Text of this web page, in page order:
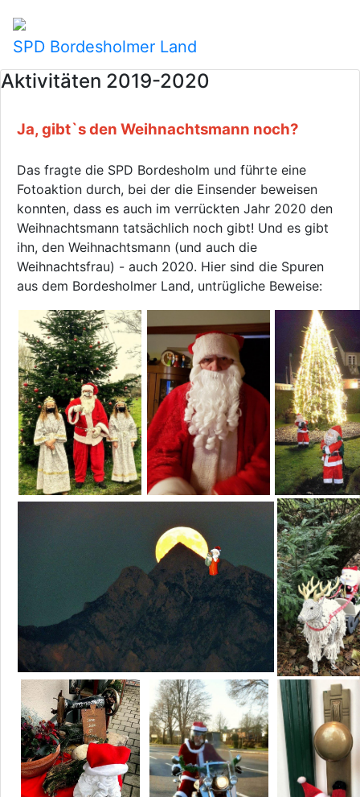
SPD Bordesholmer Land
Aktivitäten 2019-2020
Ja, gibt`s den Weihnachtsmann noch?
Das fragte die SPD Bordesholm und führte eine
Fotoaktion durch, bei der die Einsender beweisen
konnten, dass es auch im verrückten Jahr 2020 den
Weihnachtsmann tatsächlich noch gibt! Und es gibt
ihn, den Weihnachtsmann (und auch die
Weihnachtsfrau) - auch 2020. Hier sind die Spuren
aus dem Bordesholmer Land, untrügliche Beweise: